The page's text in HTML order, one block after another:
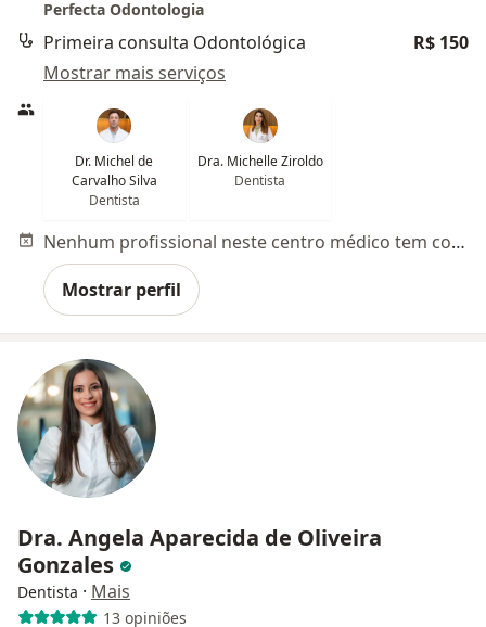
Perfecta Odontologia
Primeira consulta Odontológica
R$ 150
Mostrar mais serviços
Dr. Michel de
Carvalho Silva
Dentista
Dra. Michelle Ziroldo
Dentista
Nenhum profissional neste centro médico tem consultas disponíveis
Mostrar perfil
Dra. Angela Aparecida de Oliveira
Gonzales
Dentista · Mais
13 opiniões